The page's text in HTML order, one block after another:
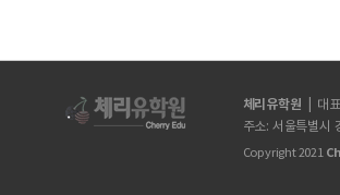
체리유학원
대
주소: 서울특별시
Copyright 2021